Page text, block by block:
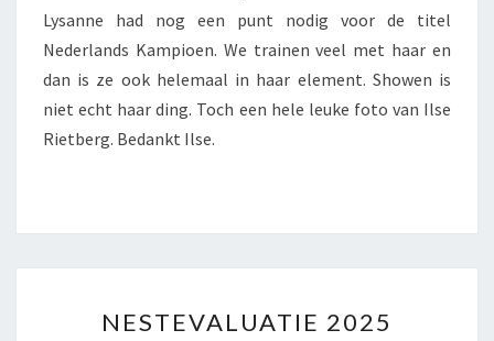
Lysanne had nog een punt nodig voor de titel
Nederlands Kampioen. We trainen veel met haar en
dan is ze ook helemaal in haar element. Showen is
niet echt haar ding. Toch een hele leuke foto van Ilse
Rietberg. Bedankt Ilse.
2025
NESTEVALUATIE 2025